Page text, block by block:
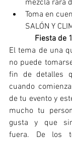
mezcla rara
Toma en
SALÓN Y
Fiesta de
El tema de una
no puede
fin de detalles
cuando
de tu evento y
mucho tu
gusta y que
fuera. De los